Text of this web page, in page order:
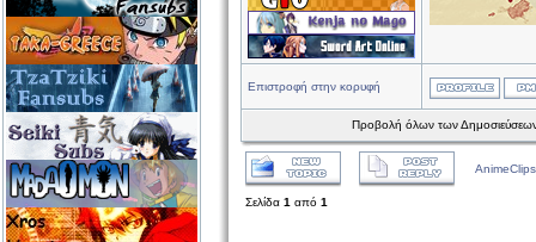
Επιστροφή στην κορυφή
Προβολή όλων των
Σελίδα 1 από 1